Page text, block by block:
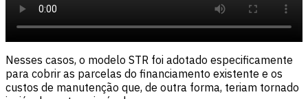
Nesses casos, o modelo STR foi adotado especificamente
para cobrir as parcelas do financiamento existente e os
custos de manutenção que, de outra forma, teriam tornado